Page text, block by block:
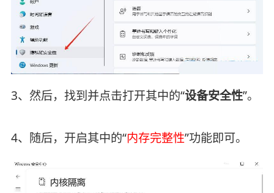
3、然后，找到并点击打开其中的“设备安全性”。
4、随后，开启其中的“内存完整性”功能即可。